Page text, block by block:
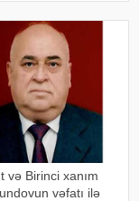
bizi
və Birinci xanım
vəfatı ilə